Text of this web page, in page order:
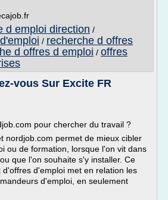
d emploi direction /
/ recherche d offres
d offres d emploi / offres
vous Sur Excite FR
pour chercher du travail ?
nordjob.com permet de mieux cibler
ou de formation, lorsque l'on vit dans
que l'on souhaite s'y installer. Ce
d'emploi met en relation les
d'emploi, en seulement